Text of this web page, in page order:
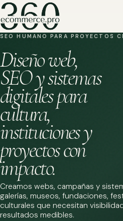
SEO HUMANO PARA PROYECTOS
Diseño web,
SEO y sistemas
digitales para
cultura,
instituciones y
proyectos con
impacto.
Creamos webs, campañas y
galerías, museos, fundaciones,
culturales que necesitan
resultados medibles.